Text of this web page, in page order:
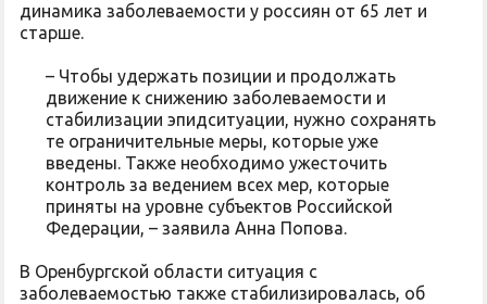
динамика заболеваемости у россиян от 65 лет и
старше.
– Чтобы удержать позиции и продолжать
движение к снижению заболеваемости и
стабилизации эпидситуации, нужно сохранять
те ограничительные меры, которые уже
введены. Также необходимо ужесточить
контроль за ведением всех мер, которые
приняты на уровне субъектов Российской
Федерации, – заявила Анна Попова.
В Оренбургской области ситуация с
заболеваемостью также стабилизировалась, об